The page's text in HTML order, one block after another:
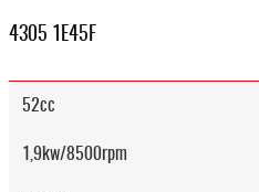
4305 1E45F
52cc
1,9kw/8500rpm